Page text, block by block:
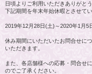
日頃よりご利用いただきありがとう
下記期間を年末年始休暇とさせてい
2019年12月28日(土)～2020年1月5
休み期間にいただいたお問合せに
いただきます。
また、各店舗様への応募・問合せ
のでご了承ください。